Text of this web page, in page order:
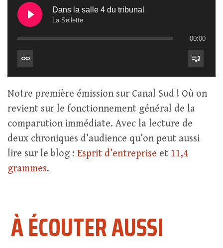
Dans la salle 4 du tribunal
La Sellette
00:00
Notre première émission sur Canal Sud ! Où on
revient sur le fonctionnement général de la
comparution immédiate. Avec la lecture de
deux chroniques d’audience qu’on peut aussi
lire sur le blog : Esprit d’entreprise et 11,4
grammes.
À ÉCOUTER AUSSI